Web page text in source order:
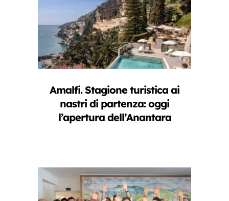
Amalfi. Stagione turistica ai
nastri di partenza: oggi
l’apertura dell’Anantara